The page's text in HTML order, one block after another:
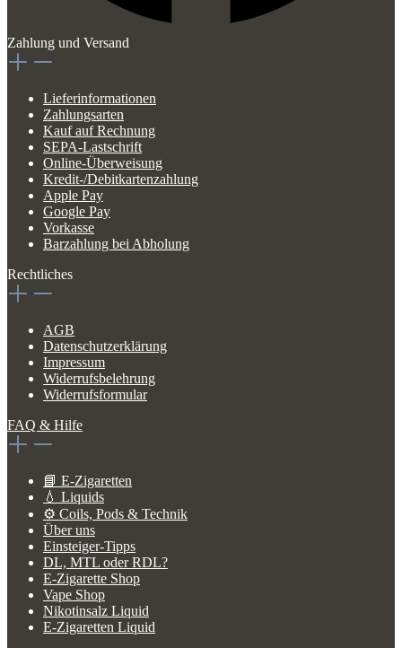
Zahlung und Versand
Lieferinformationen
Zahlungsarten
Kauf auf Rechnung
SEPA-Lastschrift
Online-Überweisung
Kredit-/Debitkartenzahlung
Apple Pay
Google Pay
Vorkasse
Barzahlung bei Abholung
Rechtliches
AGB
Datenschutzerklärung
Impressum
Widerrufsbelehrung
Widerrufsformular
FAQ & Hilfe
📘 E-Zigaretten
💧 Liquids
⚙️ Coils, Pods & Technik
Über uns
Einsteiger-Tipps
DL, MTL oder RDL?
E-Zigarette Shop
Vape Shop
Nikotinsalz Liquid
E-Zigaretten Liquid